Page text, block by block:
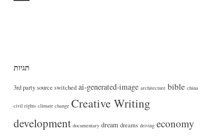
תגיות
3rd party source switched ai-generated-image architecture bible china
civil rights climate change Creative Writing
development documentary dream dreams driving economy